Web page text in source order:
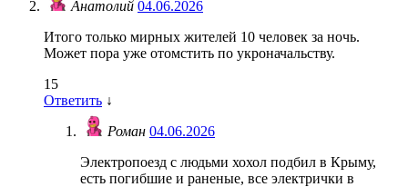
Анатолий 04.06.2026
Итого только мирных жителей 10 человек за ночь.
Может пора уже отомстить по укроначальству.
15
Ответить ↓
Роман 04.06.2026
Электропоезд с людьми хохол подбил в Крыму,
есть погибшие и раненые, все электрички в